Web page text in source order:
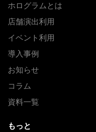
ホログラムとは
店舗演出利用
イベント利用
導入事例
お知らせ
コラム
資料一覧
もっと